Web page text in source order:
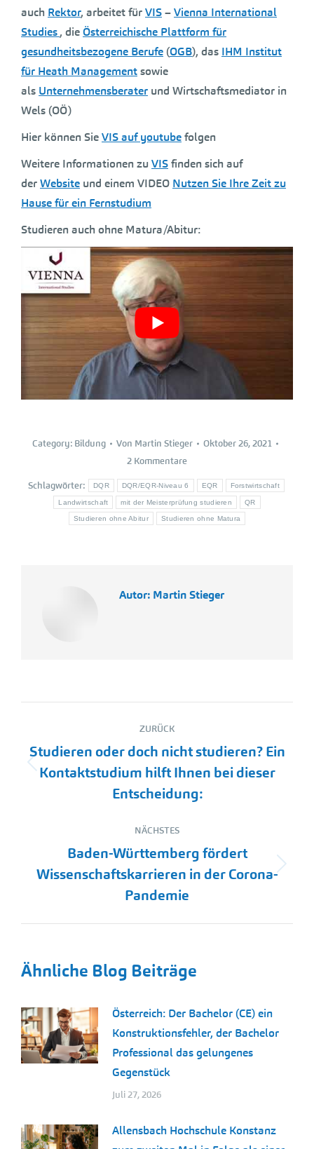
auch Rektor, arbeitet fürVIS–Vienna International
Studies, dieÖsterreichische Plattform für
gesundheitsbezogene Berufe (OGB), das IHM Institut
für Heath Managementsowie
als Unternehmensberater und Wirtschaftsmediator in
Wels (OÖ)
Hier können SieVIS auf youtubefolgen
Weitere Informationen zu VISfinden sich auf
derWebsite und einem VIDEO Nutzen Sie Ihre Zeit zu
Hause für ein Fernstudium
Studieren auch ohne Matura/Abitur:
Category: Bildung Von Martin Stieger
Oktober 26, 2021
2 Kommentare
Schlagwörter: DQR DQR/EQR-Niveau 6 EQR Forstwirtschaft
Landwirtschaft mit der Meisterprüfung studieren QR
Studieren ohne Abitur Studieren ohne Matura
Autor: Martin Stieger
Kommentarnavigation
ZURÜCK
Vorheriger
Beitrag:
Studieren oder doch nicht studieren? Ein
Kontaktstudium hilft Ihnen bei dieser
Entscheidung:
NÄCHSTES
Nächster
Beitrag:
Baden-Württemberg fördert
Wissenschaftskarrieren in der Corona-
Pandemie
Ähnliche Blog Beiträge
Österreich: Der Bachelor (CE) ein
Konstruktionsfehler, der Bachelor
Professional das gelungenes
Gegenstück
Juli 27, 2026
Allensbach Hochschule Konstanz